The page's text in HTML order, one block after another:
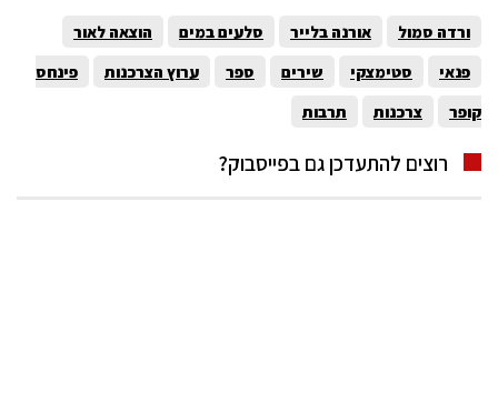
ורדה סמול אורנה בלייר סלעים במים
הוצאה לאור
פנאי
סטימצקי שירים ספר ערוץ הצרכנות
פינחס
קופר
צרכנות תרבות
רוצים להתעדכן גם בפייסבוק?